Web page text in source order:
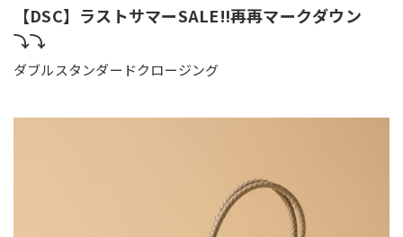
【DSC】ラストサマーSALE‼️再再マークダウン
⤵️⤵️
ダブルスタンダードクロージング